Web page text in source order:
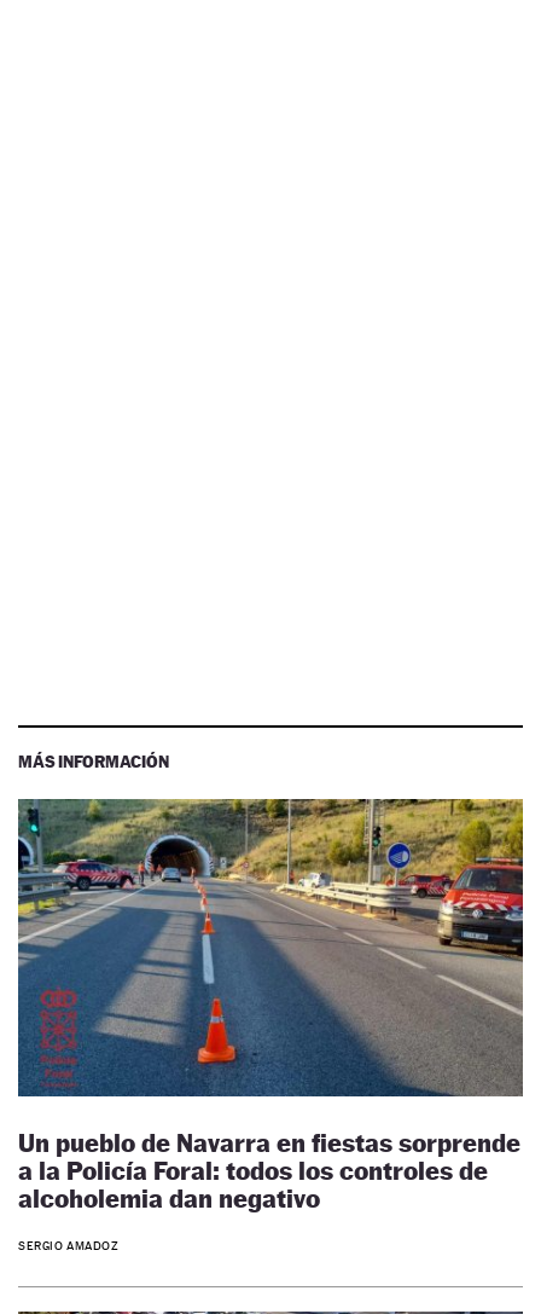
MÁS INFORMACIÓN
Un pueblo de Navarra en fiestas sorprende
a la Policía Foral: todos los controles de
alcoholemia dan negativo
SERGIO AMADOZ